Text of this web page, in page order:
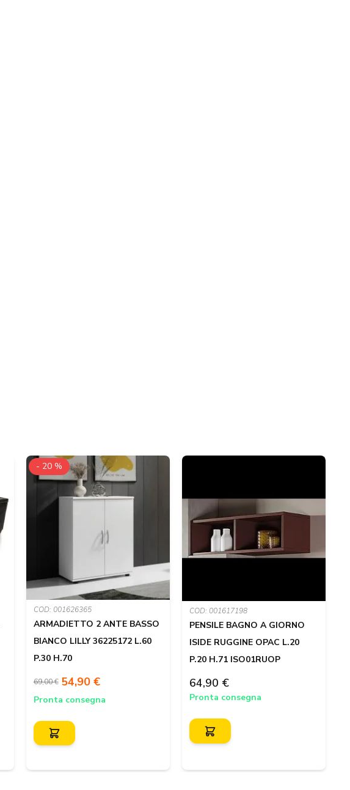
COD: 001626365
ARMADIETTO 2 ANTE BASSO
BIANCO LILLY 36225172 L.60
P.30 H.70
- 20 %
69,00 € 54,90 €
Pronta consegna
COD: 001617198
PENSILE BAGNO A GIORNO
ISIDE RUGGINE OPAC L.20
P.20 H.71 ISO01RUOP
64,90 €
Pronta consegna